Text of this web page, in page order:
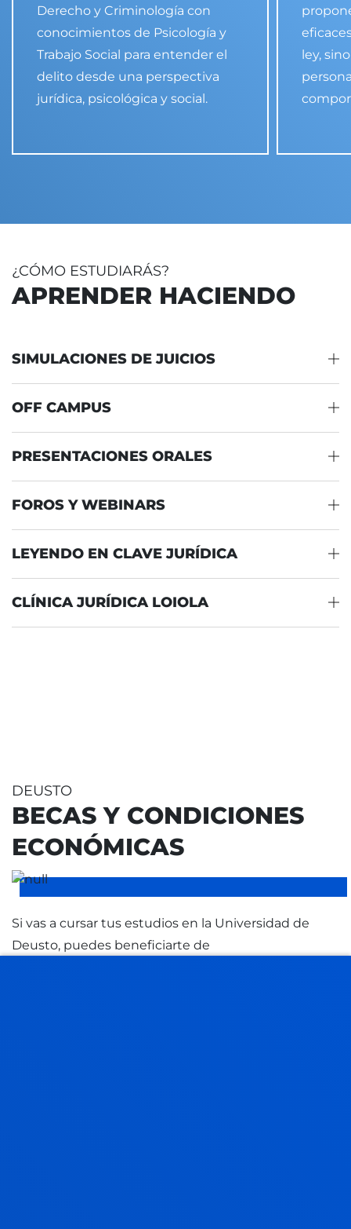
Derecho y Criminología con
conocimientos de Psicología y
Trabajo Social para entender el
delito desde una perspectiva
jurídica, psicológica y social.
ley,
¿CÓMO ESTUDIARÁS?
APRENDER HACIENDO
SIMULACIONES DE JUICIOS
OFF CAMPUS
PRESENTACIONES ORALES
FOROS Y WEBINARS
LEYENDO EN CLAVE JURÍDICA
CLÍNICA JURÍDICA LOIOLA
DEUSTO
BECAS Y CONDICIONES
ECONÓMICAS
Si vas a cursar tus estudios en la Universidad de
Deusto, puedes beneficiarte de